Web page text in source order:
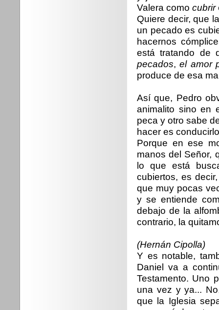
Valera como cubrir
Quiere decir, que
un pecado es
hacernos
está tratando de
pecados,el amor
produce de esa
Así que, Pedro
animalito sino en
peca y otro sabe
hacer es
Porque en ese
manos del Señor,
lo que está
cubiertos, es
que muy pocas
y se entiende
debajo de la
contrario, la
(Hernán Cipolla)
Y es notable,
Daniel va a
Testamento. Uno
una vez y ya...
que la Iglesia